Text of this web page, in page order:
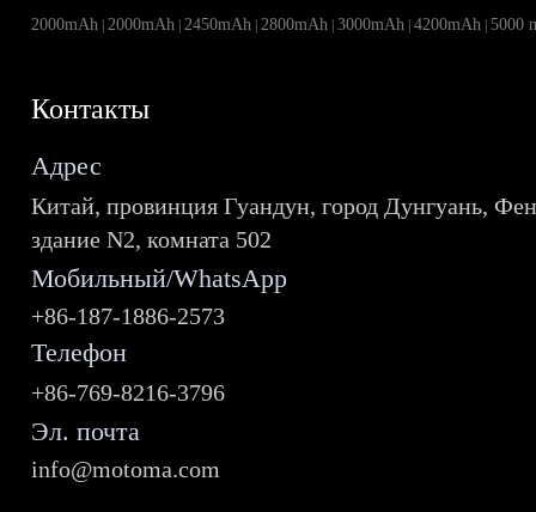
2000mAh | 2000mAh | 2450mAh | 2800mAh |3000mAh |4200mAh | 5000
Контакты
Адрес
Китай, провинция Гуандун, город Дунгуань,
здание N2, комната 502
Мобильный/WhatsApp
+86-187-1886-2573
Телефон
+86-769-8216-3796
Эл. почта
info@motoma.com